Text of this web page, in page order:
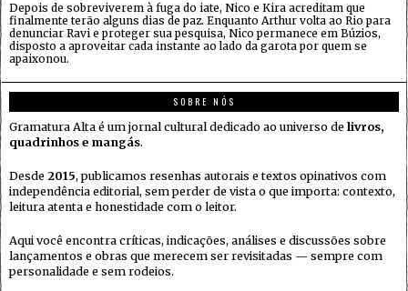
Depois de sobreviverem à fuga do iate, Nico e Kira acreditam que
finalmente terão alguns dias de paz. Enquanto Arthur volta ao Rio para
denunciar Ravi e proteger sua pesquisa, Nico permanece em Búzios,
disposto a aproveitar cada instante ao lado da garota por quem se
apaixonou.
SOBRE NÓS
Gramatura Alta é um jornal cultural dedicado ao universo de livros,
quadrinhos e mangás.
Desde 2015, publicamos resenhas autorais e textos opinativos com
independência editorial, sem perder de vista o que importa: contexto,
leitura atenta e honestidade com o leitor.
Aqui você encontra críticas, indicações, análises e discussões sobre
lançamentos e obras que merecem ser revisitadas — sempre com
personalidade e sem rodeios.